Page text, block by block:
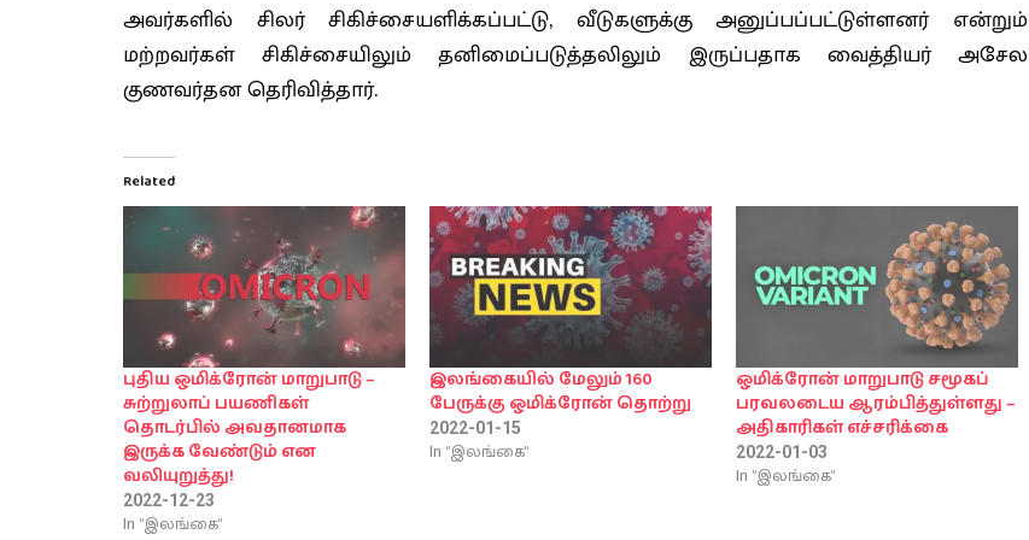
அவர்களில் சிலர் சிகிச்சையளிக்கப்பட்டு, வீடுகளுக்கு அனுப்பப்பட்டுள்ளனர் என்றும்
மற்றவர்கள் சிகிச்சையிலும் தனிமைப்படுத்தலிலும் இருப்பதாக வைத்தியர் அசேல
குணவர்தன தெரிவித்தார்.
Related
புதிய ஒமிக்ரோன் மாறுபாடு –
சுற்றுலாப் பயணிகள்
தொடர்பில் அவதானமாக
இருக்க வேண்டும் என
வலியுறுத்து!
2022-12-23
In "இலங்கை"
இலங்கையில் மேலும் 160
பேருக்கு ஒமிக்ரோன் தொற்று
2022-01-15
In "இலங்கை"
ஒமிக்ரோன் மாறுபாடு சமூகப்
பரவலடைய ஆரம்பித்துள்ளது –
அதிகாரிகள் எச்சரிக்கை
2022-01-03
In "இலங்கை"